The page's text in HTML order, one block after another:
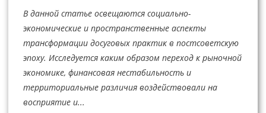
В данной статье освещаются социально-
экономические и пространственные аспекты
трансформации досуговых практик в постсоветскую
эпоху. Исследуется каким образом переход к рыночной
экономике, финансовая нестабильность и
территориальные различия воздействовали на
восприятие и...